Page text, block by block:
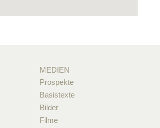
MEDIEN
Prospekte
Basistexte
Bilder
Filme